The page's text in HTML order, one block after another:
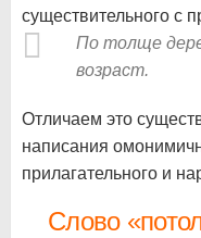
существительного с
По толще
возраст.
Отличаем это
написания
прилагательного и
Слово